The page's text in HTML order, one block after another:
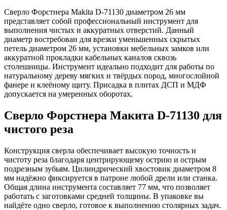
Сверло Форстнера Makita D-71130 диаметром 26 мм
представляет собой профессиональный инструмент для
выполнения чистых и аккуратных отверстий. Данный
диаметр востребован для врезки уменьшенных скрытых
петель диаметром 26 мм, установки мебельных замков или
аккуратной прокладки кабельных каналов сквозь
столешницы. Инструмент идеально подходит для работы по
натуральному дереву мягких и твёрдых пород, многослойной
фанере и клеёному щиту. Присадка в плитах ДСП и МДФ
допускается на умеренных оборотах.
Сверло Форстнера Макита D-71130 для
чистого реза
Конструкция сверла обеспечивает высокую точность и
чистоту реза благодаря центрирующему острию и острым
подрезным зубьям. Цилиндрический хвостовик диаметром 8
мм надёжно фиксируется в патроне любой дрели или станка.
Общая длина инструмента составляет 77 мм, что позволяет
работать с заготовками средней толщины. В упаковке вы
найдёте одно сверло, готовое к выполнению столярных задач.